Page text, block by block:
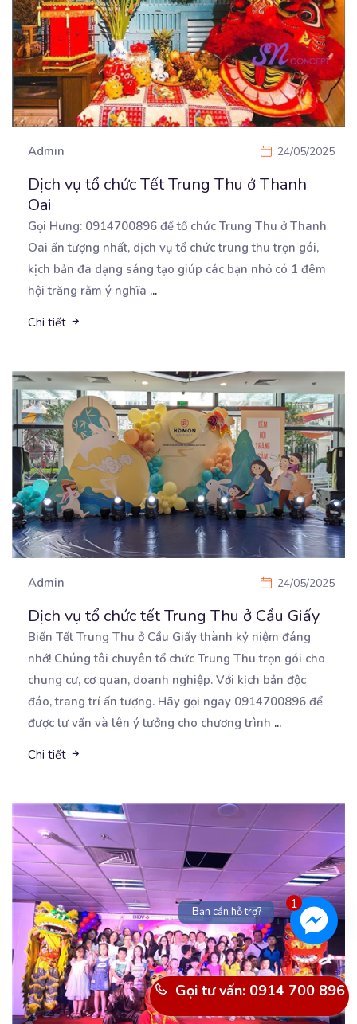
Admin 24/05/2025
Dịch vụ tổ chức Tết Trung Thu ở Thanh
Oai
Gọi Hưng: 0914700896 để tổ chức Trung Thu ở Thanh
Oai ấn tượng nhất, dịch vụ tổ chức trung thutrọn gói,
kịch bản đa dạng sáng tạo giúp các bạn nhỏ có 1 đêm
hội trăng rằm ý nghĩa ...
Chi tiết
Admin 24/05/2025
Dịch vụ tổ chức tết Trung Thu ở Cầu Giấy
Biến Tết Trung Thu ở Cầu Giấy thành kỷ niệm đáng
nhớ! Chúng tôi chuyên tổ chức Trung Thu trọn gói cho
chung cư, cơ quan, doanh nghiệp. Với kịch bản độc
đáo, trang trí ấn tượng. Hãy gọi ngay 0914700896 để
được tư vấn và lên ý tưởng cho chương trình ...
Chi tiết
Gọi tư vấn: 0914 700 896
1
Bạn cần hỗ trợ?